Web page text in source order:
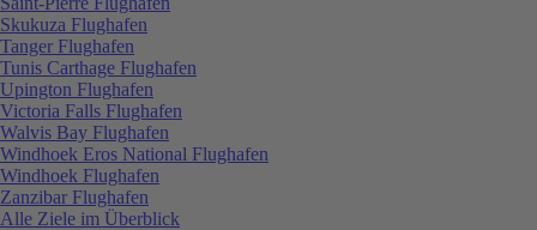
Skukuza Flughafen
Tanger Flughafen
Tunis Carthage Flughafen
Upington Flughafen
Victoria Falls Flughafen
Walvis Bay Flughafen
Windhoek Eros National Flughafen
Windhoek Flughafen
Zanzibar Flughafen
Alle Ziele im Überblick